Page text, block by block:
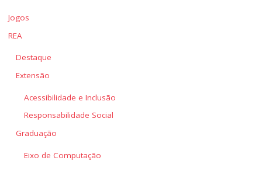
Jogos
REA
Destaque
Extensão
Acessibilidade e Inclusão
Responsabilidade Social
Graduação
Eixo de Computação